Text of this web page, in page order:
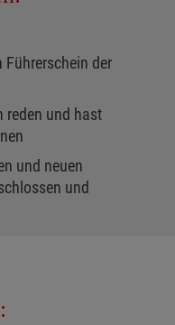
Führerschein der
reden und hast
und neuen
und